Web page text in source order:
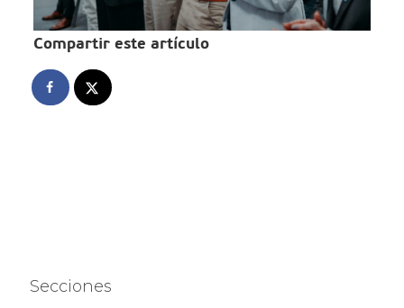
Compartir este artículo
Secciones